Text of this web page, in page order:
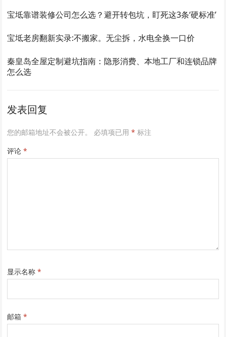
宝坻靠谱装修公司怎么选？避开转包坑，盯死这3条‘硬标准’
宝坻老房翻新实录:不搬家。无尘拆，水电全换一口价
秦皇岛全屋定制避坑指南：隐形消费、本地工厂和连锁品牌
怎么选
发表回复
您的邮箱地址不会被公开。 必填项已用* 标注
评论*
显示名称*
邮箱*